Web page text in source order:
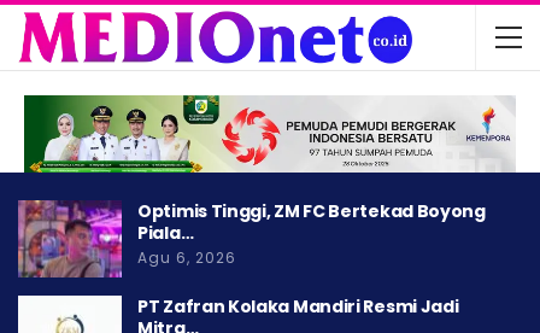
Optimis Tinggi, ZM FC Bertekad Boyong
Piala…
Agu 6, 2026
PT Zafran Kolaka Mandiri Resmi Jadi
Mitra…